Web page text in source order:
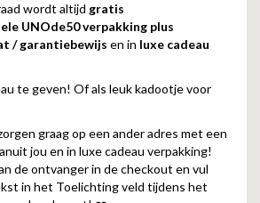
wordt altijd gratis
UNOde50 verpakking plus
/ garantiebewijs en in luxe cadeau
te geven! Of als leuk kadootje voor
graag op een ander adres met een
jou en in luxe cadeau verpakking!
de ontvanger in de checkout en vul
in het Toelichting veld tijdens het